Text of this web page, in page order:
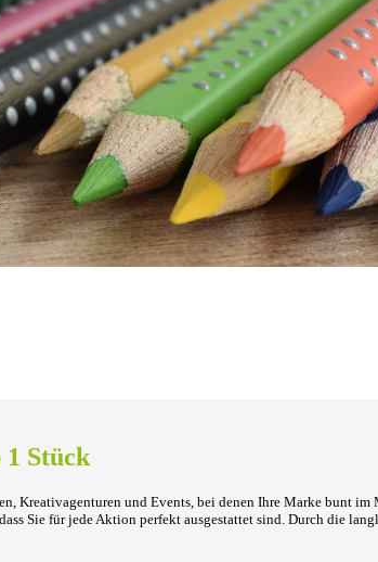
Stück
Kreativagenturen und Events, bei denen Ihre Marke bunt
Sie für jede Aktion perfekt ausgestattet sind. Durch die